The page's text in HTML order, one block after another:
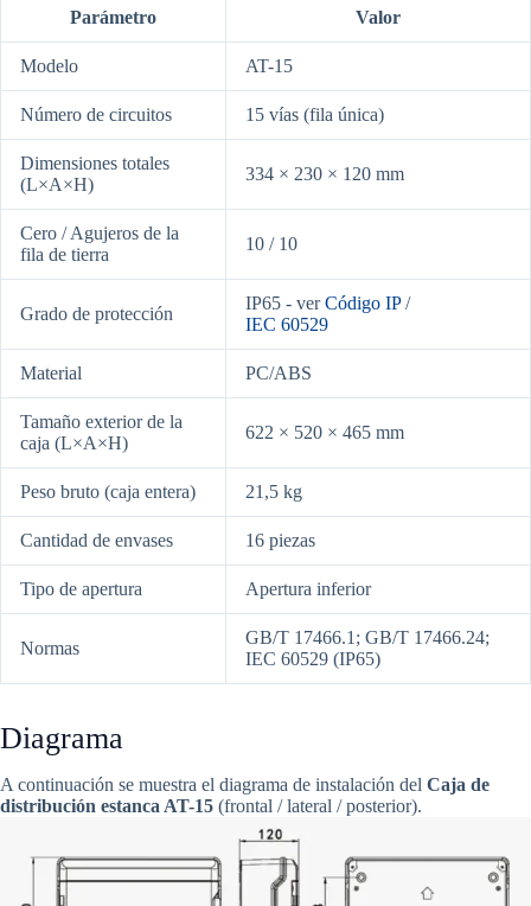
Parámetro Valor
Modelo AT-15
Número de circuitos 15 vías (fila única)
Dimensiones totales
(L×A×H)
334 × 230 × 120 mm
Cero / Agujeros de la
fila de tierra
10 / 10
Grado de protección
IP65 - verCódigo IP/
IEC 60529
Material PC/ABS
Tamaño exterior de la
caja (L×A×H)
622 × 520 × 465 mm
Peso bruto (caja entera) 21,5 kg
Cantidad de envases 16 piezas
Tipo de apertura Apertura inferior
Normas
GB/T 17466.1; GB/T 17466.24;
IEC 60529 (IP65)
Diagrama
A continuación se muestra el diagrama de instalación del Caja de
distribución estanca AT-15 (frontal / lateral / posterior).